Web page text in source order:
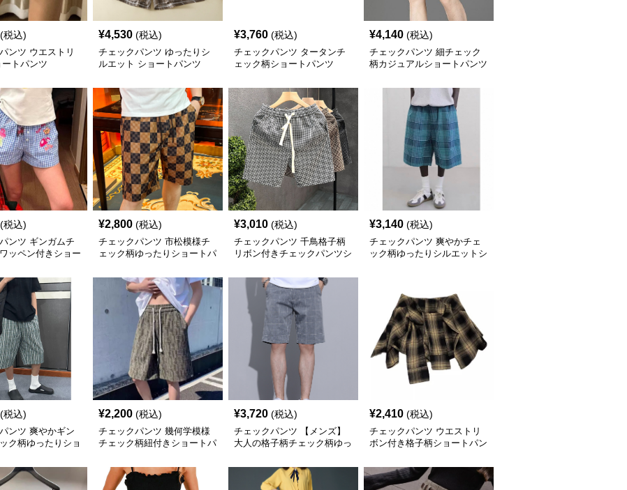
(税込)
ンツ ウエストリ
トパンツ
¥4,530 (税込)
チェックパンツ ゆったりシ
ルエット ショートパンツ
¥3,760 (税込)
チェックパンツ タータンチ
ェック柄ショートパンツ
¥4,140 (税込)
チェックパンツ 細チェック
柄カジュアルショートパンツ
(税込)
ンツ ギンガムチ
ッペン付きショー
¥2,800 (税込)
チェックパンツ 市松模様チ
ェック柄ゆったりショートパ
¥3,010 (税込)
チェックパンツ 千鳥格子柄
リボン付きチェックパンツシ
¥3,140 (税込)
チェックパンツ 爽やかチェ
ック柄ゆったりシルエットシ
(税込)
ンツ 爽やかギン
ク柄ゆったりショ
¥2,200 (税込)
チェックパンツ 幾何学模様
チェック柄紐付きショートパ
¥3,720 (税込)
チェックパンツ 【メンズ】
大人の格子柄チェック柄ゆっ
¥2,410 (税込)
チェックパンツ ウエストリ
ボン付き格子柄ショートパン